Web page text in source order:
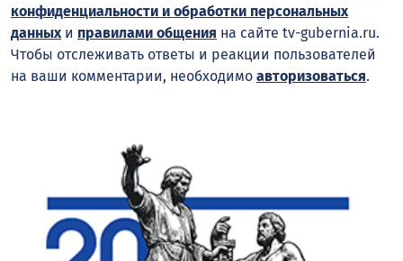
конфиденциальности и обработки персональных
данныхи правилами общения на сайте tv-gubernia.ru.
Чтобы отслеживать ответы и реакции пользователей
на ваши комментарии, необходимо авторизоваться.